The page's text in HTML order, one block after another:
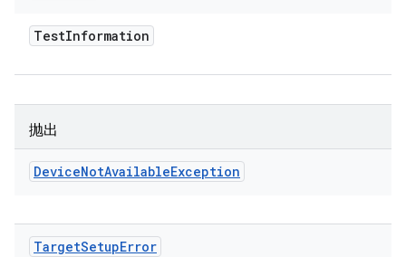
TestInformation
抛出
DeviceNotAvailableException
TargetSetupError